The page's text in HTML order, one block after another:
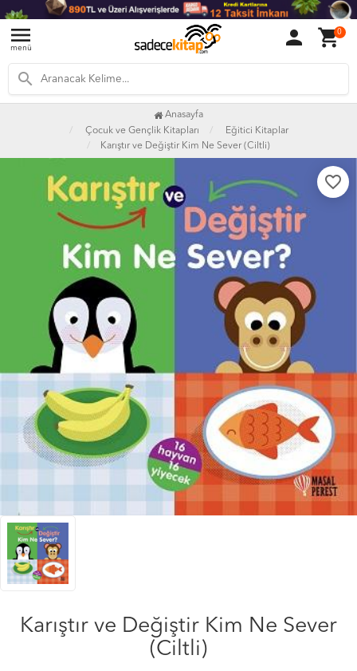
menu
menü person shopping_cart0
search
Anasayfa
Çocuk ve Gençlik Kitapları
Eğitici Kitaplar
Karıştır ve Değiştir Kim Ne Sever (Ciltli)
favorite_border
Karıştır ve Değiştir Kim Ne Sever
(Ciltli)